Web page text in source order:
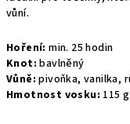
vůní.
Hoření: min. 25 hodin
Knot: bavlněný
Vůně: pivoňka, vanilka,
Hmotnost vosku: 115 g